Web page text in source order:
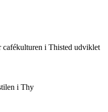
cafékulturen i Thisted udviklet
i Thy